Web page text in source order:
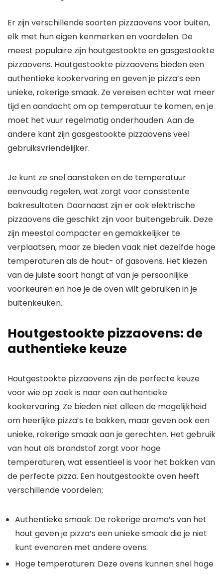
Er zijn verschillende soorten pizzaovens voor buiten,
elk met hun eigen kenmerken en voordelen. De
meest populaire zijn houtgestookte en gasgestookte
pizzaovens. Houtgestookte pizzaovens bieden een
authentieke kookervaring en geven je pizza’s een
unieke, rokerige smaak. Ze vereisen echter wat meer
tijd en aandacht om op temperatuur te komen, en je
moet het vuur regelmatig onderhouden. Aan de
andere kant zijn gasgestookte pizzaovens veel
gebruiksvriendelijker.
Je kunt ze snel aansteken en de temperatuur
eenvoudig regelen, wat zorgt voor consistente
bakresultaten. Daarnaast zijn er ook elektrische
pizzaovens die geschikt zijn voor buitengebruik. Deze
zijn meestal compacter en gemakkelijker te
verplaatsen, maar ze bieden vaak niet dezelfde hoge
temperaturen als de hout- of gasovens. Het kiezen
van de juiste soort hangt af van je persoonlijke
voorkeuren en hoe je de oven wilt gebruiken in je
buitenkeuken.
Houtgestookte pizzaovens: de
authentieke keuze
Houtgestookte pizzaovens zijn de perfecte keuze
voor wie op zoek is naar een authentieke
kookervaring. Ze bieden niet alleen de mogelijkheid
om heerlijke pizza’s te bakken, maar geven ook een
unieke, rokerige smaak aan je gerechten. Het gebruik
van hout als brandstof zorgt voor hoge
temperaturen, wat essentieel is voor het bakken van
de perfecte pizza. Een houtgestookte oven heeft
verschillende voordelen:
Authentieke smaak: De rokerige aroma’s van het
hout geven je pizza’s een unieke smaak die je niet
kunt evenaren met andere ovens.
Hoge temperaturen: Deze ovens kunnen snel hoge